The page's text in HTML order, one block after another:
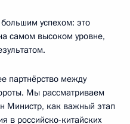
успехом: это
самом высоком уровне,
партнёрство между
Мы рассматриваем
Министр, как важный этап
в российско-китайских